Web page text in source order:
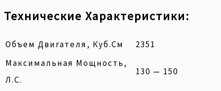
Технические Характеристики:
Объем Двигателя, Куб.см
2351
Максимальная Мощность,
Л.с.
130 — 150